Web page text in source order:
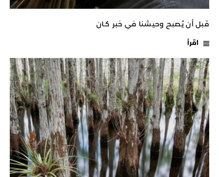
قبل أن يُصبح وحيشنا في خبر كـان
اقرأ